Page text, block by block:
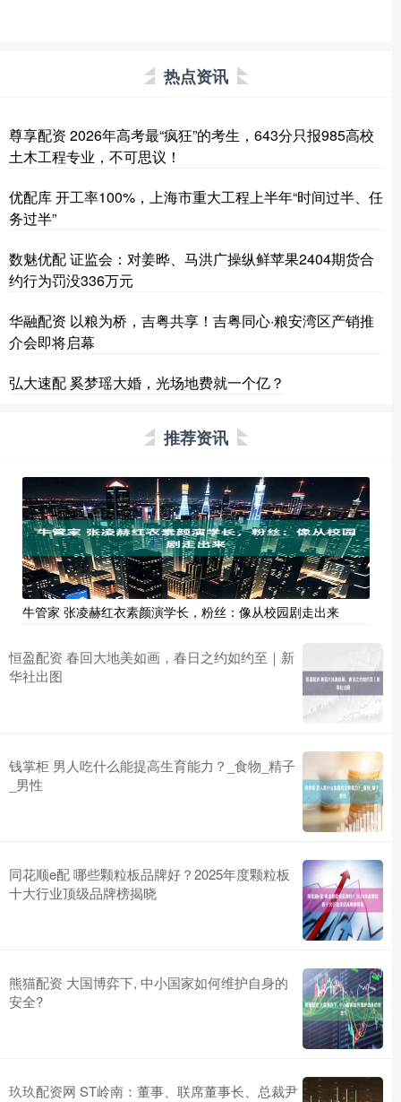
热点资讯
尊享配资 2026年高考最“疯狂”的考生，643分只报985高校
土木工程专业，不可思议！
优配库 开工率100%，上海市重大工程上半年“时间过半、任
务过半”
数魅优配 证监会：对姜晔、马洪广操纵鲜苹果2404期货合
约行为罚没336万元
华融配资 以粮为桥，吉粤共享！吉粤同心·粮安湾区产销推
介会即将启幕
弘大速配 奚梦瑶大婚，光场地费就一个亿？
推荐资讯
牛管家 张凌赫红衣素颜演学长，粉丝：像从校园剧走出来
恒盈配资 春回大地美如画，春日之约如约至｜新
华社出图
钱掌柜 男人吃什么能提高生育能力？_食物_精子
_男性
同花顺e配 哪些颗粒板品牌好？2025年度颗粒板
十大行业顶级品牌榜揭晓
熊猫配资 大国博弈下, 中小国家如何维护自身的
安全?
玖玖配资网 ST岭南：董事、联席董事长、总裁尹